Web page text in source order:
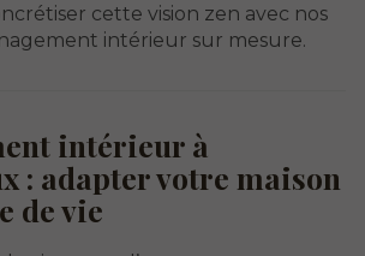
cette vision zen avec nos
intérieur sur mesure.
intérieur à
: adapter votre maison
de vie